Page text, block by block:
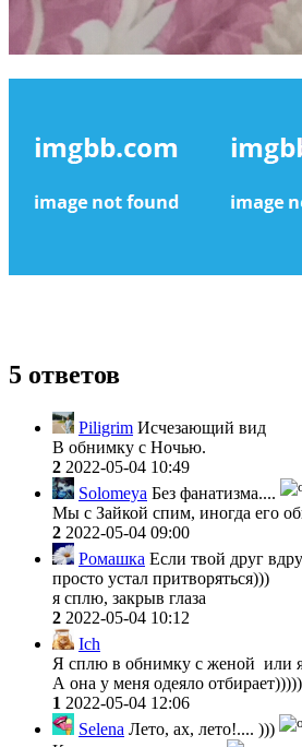
5 ответов
Piligrim Исчезающий вид
В обнимку с Ночью.
2 2022-05-04 10:49
Solomeya Без фанатизма....
Мы с Зайкой спим, иногда его
2 2022-05-04 09:00
Ромашка Если твой друг
просто устал притворяться)))
я сплю, закрыв глаза
2 2022-05-04 10:12
Ich
Я сплю в обнимку с женой или
А она у меня одеяло отбирает)))))
1 2022-05-04 12:06
Selena Лето, ах, лето!.... )))